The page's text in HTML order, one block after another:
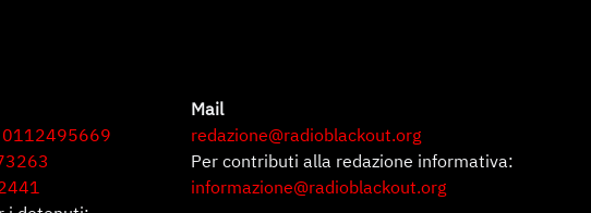
Mail
redazione@radioblackout.org
Per contributi alla redazione informativa:
informazione@radioblackout.org